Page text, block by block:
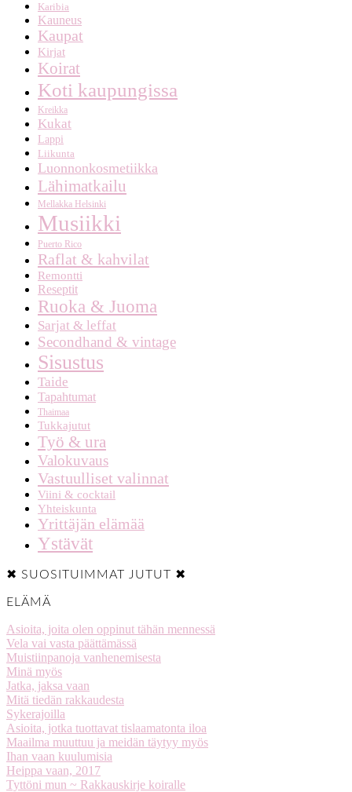
Karibia
Kauneus
Kaupat
Kirjat
Koirat
Koti kaupungissa
Kreikka
Kukat
Lappi
Liikunta
Luonnonkosmetiikka
Lähimatkailu
Mellakka Helsinki
Musiikki
Puerto Rico
Raflat & kahvilat
Remontti
Reseptit
Ruoka & Juoma
Sarjat & leffat
Secondhand & vintage
Sisustus
Taide
Tapahtumat
Thaimaa
Tukkajutut
Työ & ura
Valokuvaus
Vastuulliset valinnat
Viini & cocktail
Yhteiskunta
Yrittäjän elämää
Ystävät
✖ SUOSITUIMMAT JUTUT ✖
ELÄMÄ
Asioita, joita olen oppinut tähän mennessä
Vela vai vasta päättämässä
Muistiinpanoja vanhenemisesta
Minä myös
Jatka, jaksa vaan
Mitä tiedän rakkaudesta
Sykerajoilla
Asioita, jotka tuottavat tislaamatonta iloa
Maailma muuttuu ja meidän täytyy myös
Ihan vaan kuulumisia
Heippa vaan, 2017
Tyttöni mun ~ Rakkauskirje koiralle